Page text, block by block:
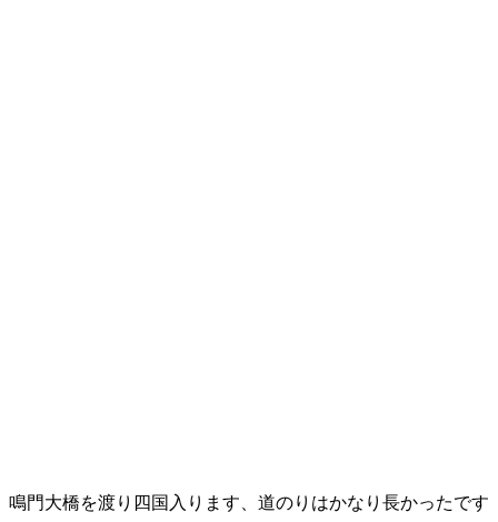
鳴門大橋を渡り四国入ります、道のりはかなり長かったです